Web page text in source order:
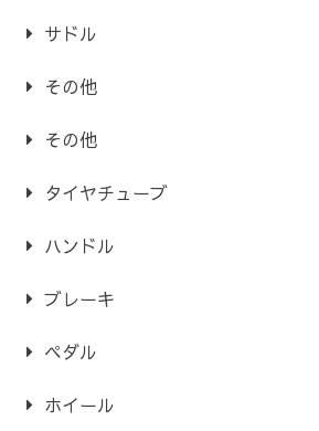
サドル
その他
その他
タイヤチューブ
ハンドル
ブレーキ
ペダル
ホイール